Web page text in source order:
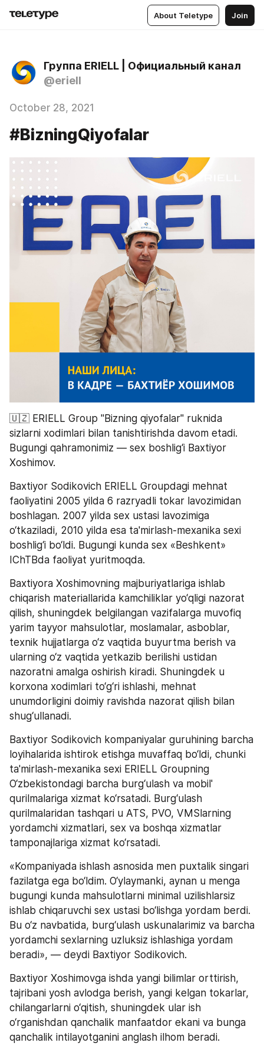
About Teletype Join
Группа ERIELL | Официальный канал
@eriell
October 28, 2021
#BizningQiyofalar
🇺🇿 ERIELL Group "Bizning qiyofalar" ruknida
sizlarni xodimlari bilan tanishtirishda davom etadi.
Bugungi qahramonimiz — sex boshlig‘i Baxtiyor
Xoshimov.
Baxtiyor Sodikovich ERIELL Groupdagi mehnat
faoliyatini 2005 yilda 6 razryadli tokar lavozimidan
boshlagan. 2007 yilda sex ustasi lavozimiga
o‘tkaziladi, 2010 yilda esa ta'mirlash-mexanika sexi
boshlig‘i bo‘ldi. Bugungi kunda sex «Beshkent»
IChTBda faoliyat yuritmoqda.
Baxtiyora Xoshimovning majburiyatlariga ishlab
chiqarish materiallarida kamchiliklar yo‘qligi nazorat
qilish, shuningdek belgilangan vazifalarga muvofiq
yarim tayyor mahsulotlar, moslamalar, asboblar,
texnik hujjatlarga o‘z vaqtida buyurtma berish va
ularning o‘z vaqtida yetkazib berilishi ustidan
nazoratni amalga oshirish kiradi. Shuningdek u
korxona xodimlari to‘g‘ri ishlashi, mehnat
unumdorligini doimiy ravishda nazorat qilish bilan
shug‘ullanadi.
Baxtiyor Sodikovich kompaniyalar guruhining barcha
loyihalarida ishtirok etishga muvaffaq bo‘ldi, chunki
ta'mirlash-mexanika sexi ERIELL Groupning
O‘zbekistondagi barcha burg‘ulash va mobil'
qurilmalariga xizmat ko‘rsatadi. Burg‘ulash
qurilmalaridan tashqari u ATS, PVO, VMSlarning
yordamchi xizmatlari, sex va boshqa xizmatlar
tamponajlariga xizmat ko‘rsatadi.
«Kompaniyada ishlash asnosida men puxtalik singari
fazilatga ega bo‘ldim. O‘ylaymanki, aynan u menga
bugungi kunda mahsulotlarni minimal uzilishlarsiz
ishlab chiqaruvchi sex ustasi bo‘lishga yordam berdi.
Bu o‘z navbatida, burg‘ulash uskunalarimiz va barcha
yordamchi sexlarning uzluksiz ishlashiga yordam
beradi», — deydi Baxtiyor Sodikovich.
Baxtiyor Xoshimovga ishda yangi bilimlar orttirish,
tajribani yosh avlodga berish, yangi kelgan tokarlar,
chilangarlarni o‘qitish, shuningdek ular ish
o‘rganishdan qanchalik manfaatdor ekani va bunga
qanchalik intilayotganini anglash ilhom beradi.